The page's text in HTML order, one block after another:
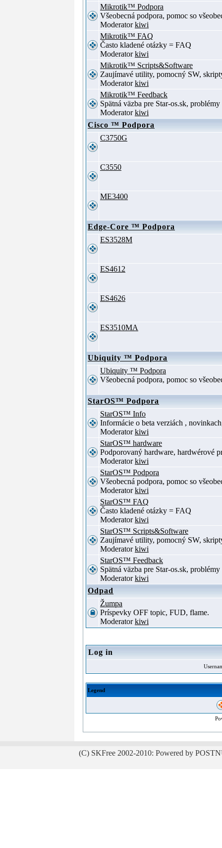
Mikrotik™ Podpora
Všeobecná podpora, pomoc so
Moderatorkiwi
Mikrotik™ FAQ
Často kladené otázky = FAQ
Moderatorkiwi
Mikrotik™ Scripts&Software
Zaujímavé utility, pomocný SW,
Moderatorkiwi
Mikrotik™ Feedback
Spätná väzba pre Star-os.sk,
Moderatorkiwi
Cisco ™ Podpora
C3750G
C3550
ME3400
Edge-Core ™ Podpora
ES3528M
ES4612
ES4626
ES3510MA
Ubiquity ™ Podpora
Ubiquity ™ Podpora
Všeobecná podpora, pomoc so
StarOS™ Podpora
StarOS™ Info
Informácie o beta verziách ,
Moderatorkiwi
StarOS™ hardware
Podporovaný hardware, hardwérové
Moderatorkiwi
StarOS™ Podpora
Všeobecná podpora, pomoc so
Moderatorkiwi
StarOS™ FAQ
Často kladené otázky = FAQ
Moderatorkiwi
StarOS™ Scripts&Software
Zaujímavé utility, pomocný SW,
Moderatorkiwi
StarOS™ Feedback
Spätná väzba pre Star-os.sk,
Moderatorkiwi
Odpad
Žumpa
Príspevky OFF topic, FUD, flame.
Moderatorkiwi
Log in
Legend
(C) SKFree 2002-2010: Powered by